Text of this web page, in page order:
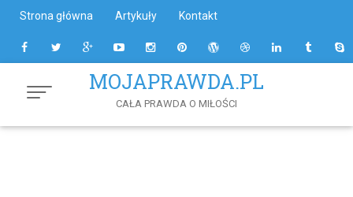
Content
Strona główna Artykuły Kontakt
MOJAPRAWDA.PL
CAŁA PRAWDA O MIŁOŚCI